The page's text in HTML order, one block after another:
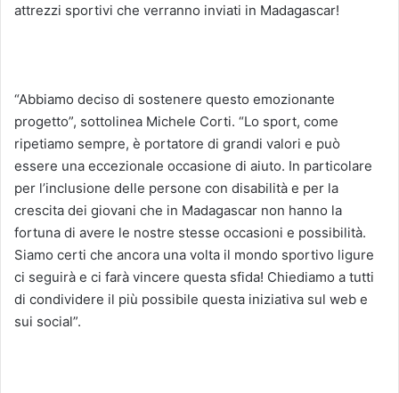
attrezzi sportivi che verranno inviati in Madagascar!
“Abbiamo deciso di sostenere questo emozionante
progetto”, sottolinea Michele Corti. “Lo sport, come
ripetiamo sempre, è portatore di grandi valori e può
essere una eccezionale occasione di aiuto. In particolare
per l’inclusione delle persone con disabilità e per la
crescita dei giovani che in Madagascar non hanno la
fortuna di avere le nostre stesse occasioni e possibilità.
Siamo certi che ancora una volta il mondo sportivo ligure
ci seguirà e ci farà vincere questa sfida! Chiediamo a tutti
di condividere il più possibile questa iniziativa sul web e
sui social”.